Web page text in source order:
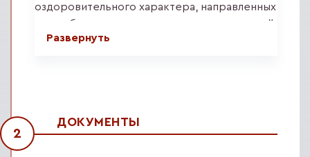
оздоровительного характера, направленных
на реабилитацию и адаптацию к нормальной
социальной среде людей с ограниченными
нуждаемости по вопросам адаптивной
Развернуть
2
ДОКУМЕНТЫ